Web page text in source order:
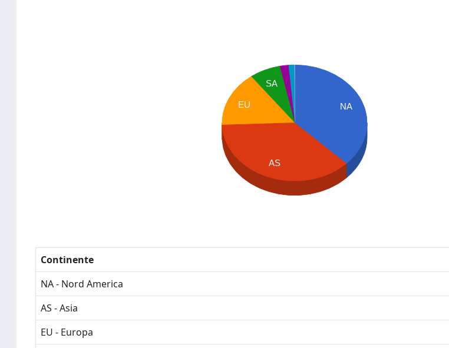
NA
SA
EU
AS
Continente
NA - Nord America
AS - Asia
EU - Europa